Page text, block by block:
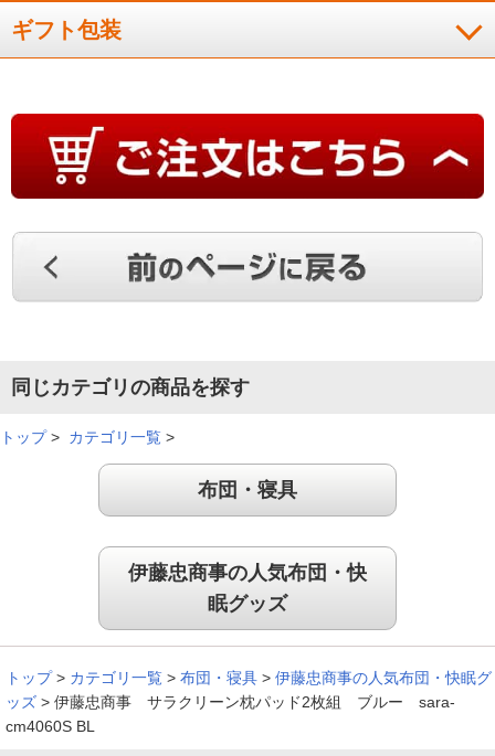
パッドが少し硬めでした
購入したのですが、少し硬めなのでフィットするまで時間がか
かりそうです。
（千葉県60代S.H様）
ひんやりした肌触りがいい！
す。
顔がパッドに触れた時、気持ちいい！
まずは敷パッドダブルを購入しました。ひんやりして気持ちが
良かったので、枕パッド２枚組も買いました。敷パッド同様の
満足感です。様々な寝相となるので、顔がパッドについた姿勢
の時は、とても気持ちが良いです。
（東京都 60代Y.K様 ）
ギフト包装
同じカテゴリの商品を探す
トップ> カテゴリ一覧 >
布団・寝具
伊藤忠商事の人気布団・快
眠グッズ
トップ > カテゴリ一覧 > 布団・寝具 > 伊藤忠商事の人気布団・快眠グ
ッズ > 伊藤忠商事 サラクリーン枕パッド2枚組 ブルー sara-
cm4060S BL